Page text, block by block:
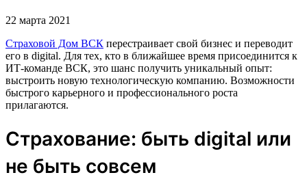
22 марта 2021
Страховой Дом ВСК перестраивает свой бизнес и переводит
его в digital. Для тех, кто в ближайшее время присоединится к
ИТ-команде ВСК, это шанс получить уникальный опыт:
выстроить новую технологическую компанию. Возможности
быстрого карьерного и профессионального роста
прилагаются.
Страхование: быть digital или
не быть совсем